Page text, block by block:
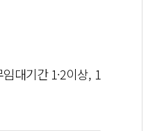
대기간 1·2이상, 1